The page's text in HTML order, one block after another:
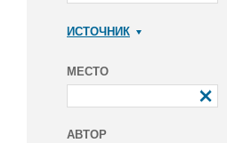
ИСТОЧНИК
МЕСТО
АВТОР